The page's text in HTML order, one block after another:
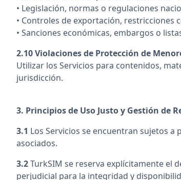
• Legislación, normas o regulaciones
• Controles de exportación, restricciones
• Sanciones económicas, embargos o
2.10 Violaciones de Protección de
Utilizar los Servicios para contenidos,
jurisdicción.
3. Principios de Uso Justo y Gestión de
3.1 Los Servicios se encuentran sujetos
asociados.
3.2TurkSIM se reserva explícitamente el
perjudicial para la integridad y